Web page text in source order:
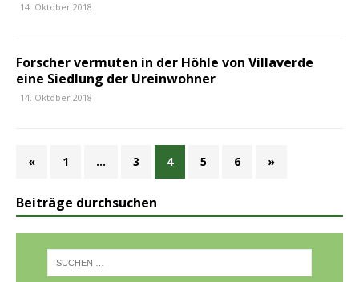
14. Oktober 2018
Forscher vermuten in der Höhle von Villaverde
eine Siedlung der Ureinwohner
14. Oktober 2018
« 1 … 3 4 5 6 »
Beiträge durchsuchen